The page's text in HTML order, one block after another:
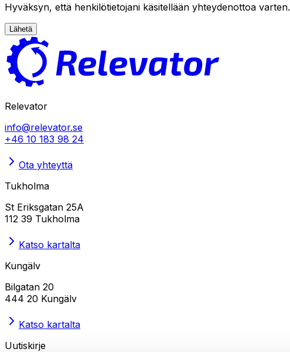
Hyväksyn, että henkilötietojani käsitellään yhteydenottoa varten.
Lähetä
Relevator
info@relevator.se
+46 10 183 98 24
Ota yhteyttä
Tukholma
St Eriksgatan 25A
112 39 Tukholma
Katso kartalta
Kungälv
Bilgatan 20
444 20 Kungälv
Katso kartalta
Uutiskirje